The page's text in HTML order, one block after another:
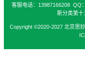
客服电话：13987166208 QQ
斯分类第十
Copyright ©2020-2027 北京思